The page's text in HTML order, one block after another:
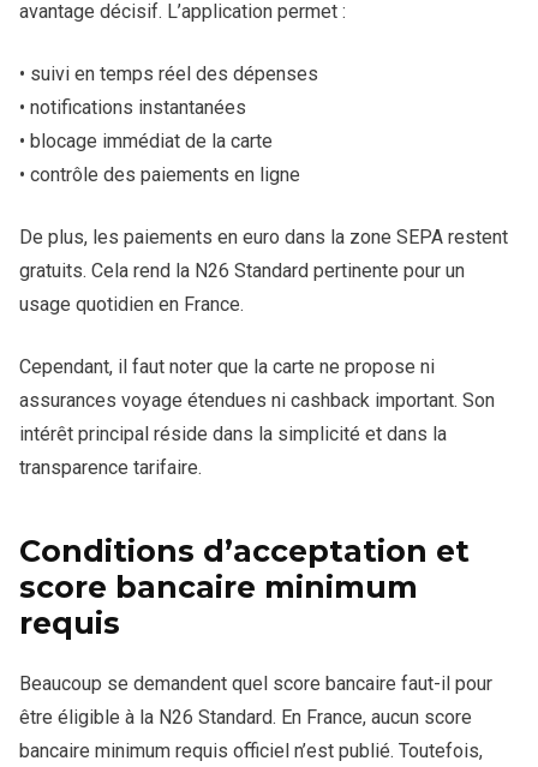
avantage décisif. L’application permet :
• suivi en temps réel des dépenses
• notifications instantanées
• blocage immédiat de la carte
• contrôle des paiements en ligne
De plus, les paiements en euro dans la zone SEPA restent
gratuits. Cela rend la N26 Standard pertinente pour un
usage quotidien en France.
Cependant, il faut noter que la carte ne propose ni
assurances voyage étendues ni cashback important. Son
intérêt principal réside dans la simplicité et dans la
transparence tarifaire.
Conditions d’acceptation et
score bancaire minimum
requis
Beaucoup se demandent quel score bancaire faut-il pour
être éligible à la N26 Standard. En France, aucun score
bancaire minimum requis officiel n’est publié. Toutefois,